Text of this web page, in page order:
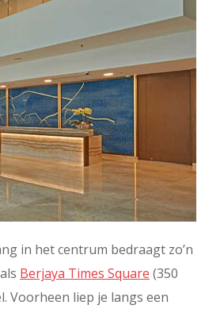
in het centrum bedraagt zo’n
Berjaya Times Square (350
Voorheen liep je langs een